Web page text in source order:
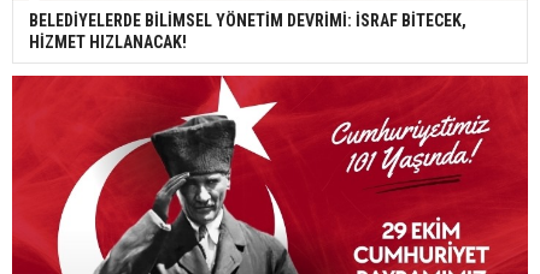
BELEDİYELERDE BİLİMSEL YÖNETİM DEVRİMİ: İSRAF BİTECEK,
HİZMET HIZLANACAK!